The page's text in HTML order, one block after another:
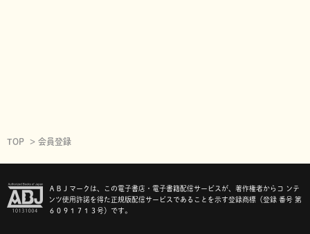
TOP 会員登録
ＡＢＪマークは、この電子書店・電子書籍配信サービスが、著作権者からコ ンテ
ンツ使用許諾を得た正規版配信サービスであることを示す登録商標（登録 番号 第
６０９１７１３号）です。